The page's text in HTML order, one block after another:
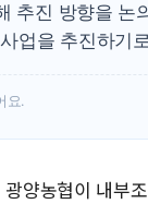
추진 방향을 논
업을 추진하기
요.
양농협이 내부